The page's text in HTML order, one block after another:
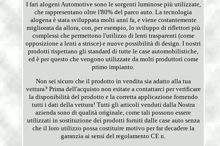
I fari alogeni Automotive sono le sorgenti luminose più utilizzate,
che rappresentano oltre l'80% del parco auto. La tecnologia
alogena è stata sviluppata molti anni fa, e viene costantemente
migliorata da allora, con, per esempio, lo sviluppo di riflettori più
complessi che permettono l'utilizzo di lenti trasparenti (come
opposizione a lenti a strisce) e nuove possibilità di design. I nostri
prodotti rispettano gli standard di tutte le case automobilistiche,
ed è per questo che vengono utilizzate da molti produttori come
primo impianto.
Non sei sicuro che il prodotto in vendita sia adatto alla tua
vettura? Prima dell'acquisto non esitate a contattarci per verificare
la disponibilità del prodotto e la corretta applicazione fornendo
tutti i dati della vettura! Tutti gli articoli venduti dalla Nostra
azienda sono di qualità originale, come tali possono essere
utilizzati in sostituzione dei prodotti forniti dalle case auto senza
che il loro utilizzo possa costituire motivo per far decadere la
garanzia ai sensi del regolamento CE n.